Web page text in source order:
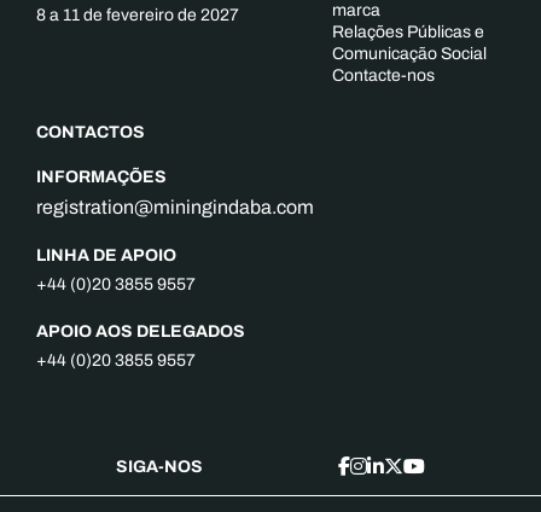
8 a 11 de fevereiro de 2027
CONTACTOS
INFORMAÇÕES
registration@miningindaba.com
LINHA DE APOIO
+44 (0)20 3855 9557
APOIO AOS DELEGADOS
+44 (0)20 3855 9557
marca
Relações Públicas e
Comunicação Social
Contacte-nos
SIGA-NOS